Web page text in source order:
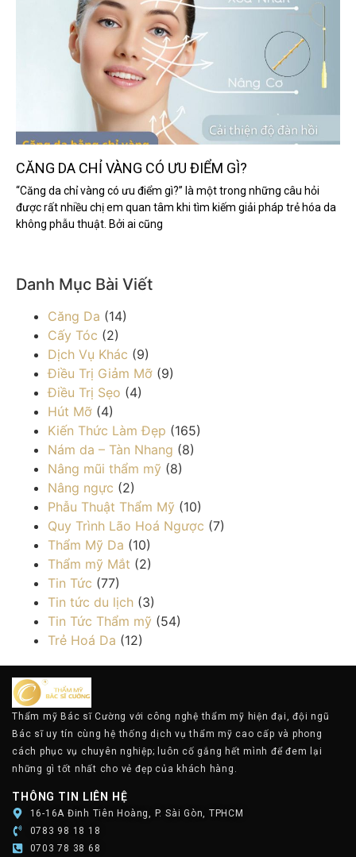
CĂNG DA CHỈ VÀNG CÓ ƯU ĐIỂM GÌ?
“Căng da chỉ vàng có ưu điểm gì?” là một trong những câu hỏi
được rất nhiều chị em quan tâm khi tìm kiếm giải pháp trẻ hóa da
không phẫu thuật. Bởi ai cũng
Danh Mục Bài Viết
Căng Da (14)
Cấy Tóc (2)
Dịch Vụ Khác (9)
Điều Trị Giảm Mỡ (9)
Điều Trị Sẹo (4)
Hút Mỡ (4)
Kiến Thức Làm Đẹp (165)
Nám da – Tàn Nhang (8)
Nâng mũi thẩm mỹ (8)
Nâng ngực (2)
Phẫu Thuật Thẩm Mỹ (10)
Quy Trình Lão Hoá Ngược (7)
Thẩm Mỹ Da (10)
Thẩm mỹ Mắt (2)
Tin Tức (77)
Tin tức du lịch (3)
Tin Tức Thẩm mỹ (54)
Trẻ Hoá Da (12)
Thẩm mỹ Bác sĩ Cường với công nghệ thẩm mỹ hiện đại, đội ngũ
Bác sĩ uy tín cùng hệ thống dịch vụ thẩm mỹ cao cấp và phong
cách phục vụ chuyên nghiệp; luôn cố gắng hết mình để đem lại
những gì tốt nhất cho vẻ đẹp của khách hàng.
THÔNG TIN LIÊN HỆ
16-16A Đinh Tiên Hoàng, P. Sài Gòn, TPHCM
0783 98 18 18
0703 78 38 68